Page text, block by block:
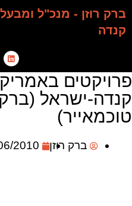
ברק רוזן - מנכ"ל
קנדה
פרויקטים
קנדה-ישראל (ברק
טוכמאייר)
ברק רוזן 2010